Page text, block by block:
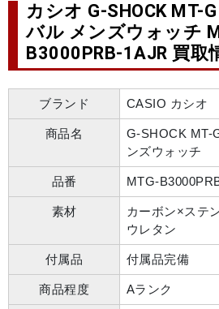
カシオ G-SHOCK MT-
バル メンズウォッチ
B3000PRB-1AJR 買取
ブランド CASIO カシオ
商品名
G-SHOCK MT-
ンズウォッチ
品番 MTG-
素材
カーボン×ステ
ウレタン
付属品 付属品完備
商品程度 Aランク